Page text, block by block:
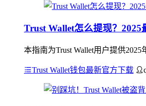
Trust Wallet怎么提现？
本指南为Trust Wallet用户提供
Trust Wallet钱包最新官方下载